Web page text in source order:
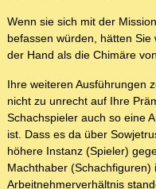
Wenn sie sich mit der
befassen würden, hätten
der Hand als die Chimäre
Ihre weiteren Ausführungen
nicht zu unrecht auf Ihre
Schachspieler auch so eine
ist. Dass es da über
höhere Instanz (Spieler)
Machthaber (Schachfiguren)
Arbeitnehmerverhältnis